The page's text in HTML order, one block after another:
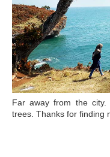
Far away from the
trees. Thanks for finding